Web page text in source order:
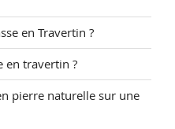
en Travertin ?
en travertin ?
pierre naturelle sur une